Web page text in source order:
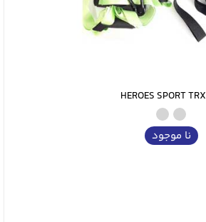
نا موجود